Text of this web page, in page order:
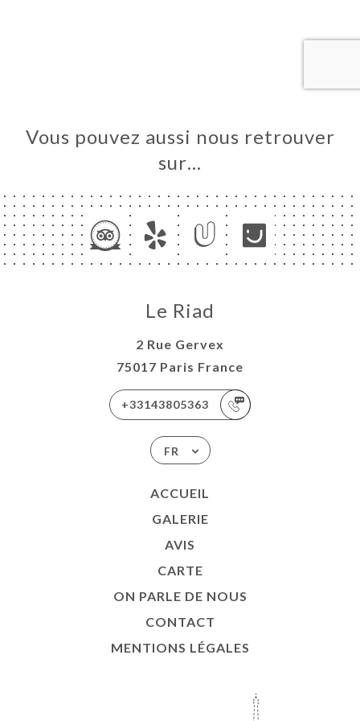
DEVous pouvez aussi nous retrouver
sur…
Le Riad
2 Rue Gervex
75017 Paris France
+33143805363
FR
ACCUEIL
GALERIE
AVIS
CARTE
ON PARLE DE NOUS
CONTACT
MENTIONS LÉGALES